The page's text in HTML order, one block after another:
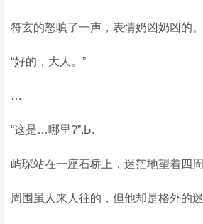
符玄的怒嗔了一声，表情奶凶奶凶的。
“好的，大人。”
…
“这是…哪里?”.Ь.
屿琛站在一座石桥上，迷茫地望着四周
周围虽人来人往的，但他却是格外的迷